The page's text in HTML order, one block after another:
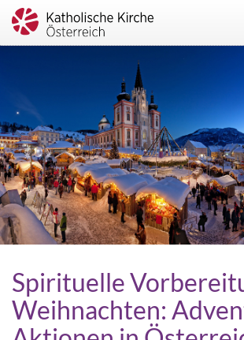
Spirituelle
Weihnachten: